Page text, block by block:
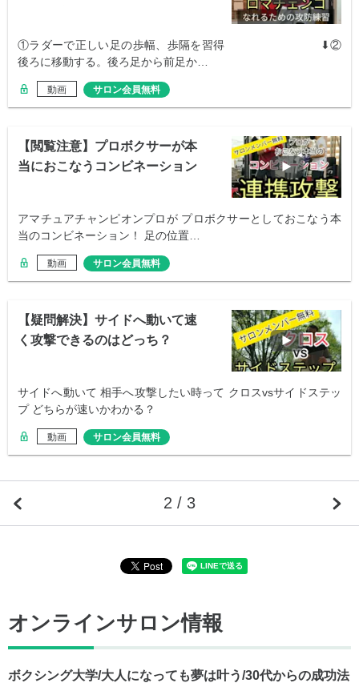
①ラダーで正しい足の歩幅、歩隔を習得 ⬇②
後ろに移動する。後ろ足から前足か…
動画 サロン会員無料
【閲覧注意】プロボクサーが本
当におこなうコンビネーション
アマチュアチャンピオンプロが プロボクサーとしておこなう本
当のコンビネーション！ 足の位置…
動画 サロン会員無料
【疑問解決】サイドへ動いて速
く攻撃できるのはどっち？
サイドへ動いて 相手へ攻撃したい時って クロスvsサイドステッ
プ どちらが速いかわかる？
動画 サロン会員無料
2 / 3
オンラインサロン情報
ボクシング大学/大人になっても夢は叶う/30代からの成功法